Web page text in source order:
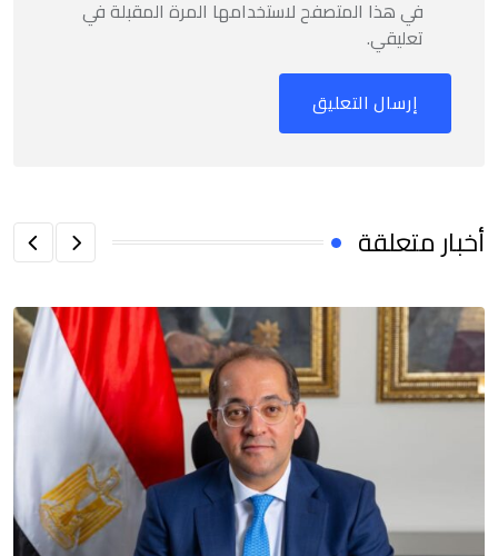
في هذا المتصفح لاستخدامها المرة المقبلة في
تعليقي.
أخبار متعلقة